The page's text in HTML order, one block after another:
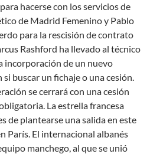
hacerse con los servicios de
de Madrid Femenino y Pablo
para la rescisión de contrato
Rashford ha llevado al técnico
incorporación de un nuevo
buscar un fichaje o una cesión.
se cerrará con una cesión
La estrella francesa
de plantearse una salida en este
París. El internacional albanés
manchego, al que se unió